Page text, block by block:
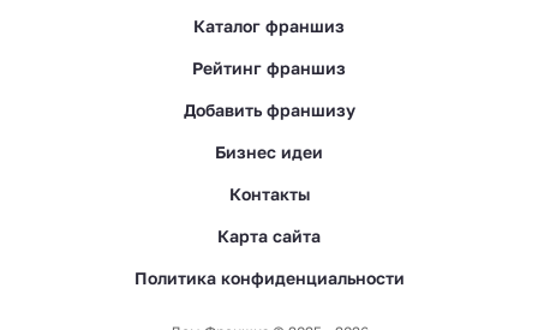
Каталог франшиз
Рейтинг франшиз
Добавить франшизу
Бизнес идеи
Контакты
Карта сайта
Политика конфиденциальности